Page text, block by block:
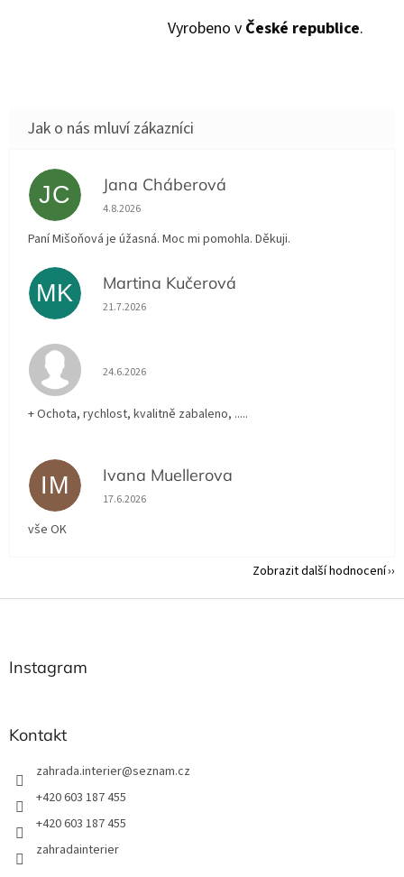
Vyrobeno v České republice.
JC Jana Cháberová
Hodnocení obchodu je 5 z 5 hvězdiček.
4.8.2026
Paní Mišoňová je úžasná. Moc mi pomohla. Děkuji.
MK Martina Kučerová
Hodnocení obchodu je 5 z 5 hvězdiček.
21.7.2026
Hodnocení obchodu je 5 z 5 hvězdiček.
24.6.2026
+ Ochota, rychlost, kvalitně zabaleno, .....
IM Ivana Muellerova
Hodnocení obchodu je 5 z 5 hvězdiček.
17.6.2026
vše OK
Zobrazit další hodnocení
Z
Instagram
Kontakt
zahrada.interier@seznam.cz
+420 603 187 455
+420 603 187 455
zahradainterier